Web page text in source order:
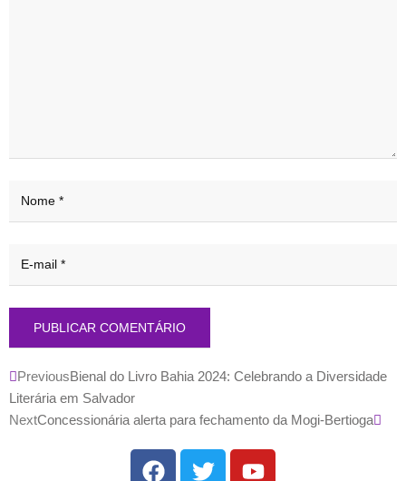
PreviousBienal do Livro Bahia 2024: Celebrando a Diversidade
Literária em Salvador
NextConcessionária alerta para fechamento da Mogi-Bertioga